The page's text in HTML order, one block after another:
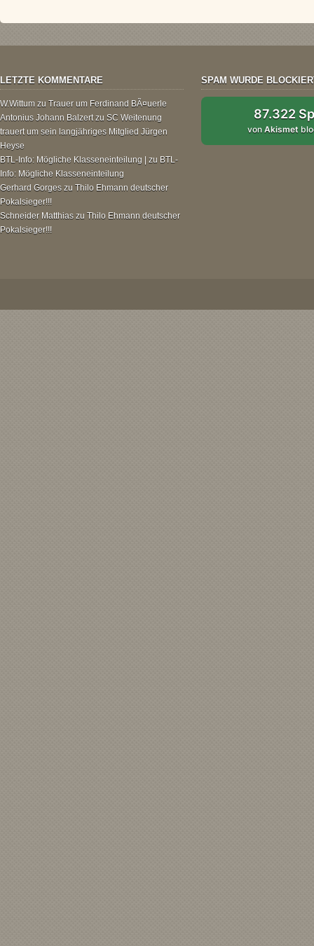
LETZTE KOMMENTARE
W.Wittum zu Trauer um Ferdinand BÃ¤uerle
Antonius Johann Balzertzu SC Weitenung
trauert um sein langjähriges Mitglied Jürgen
Heyse
BTL-Info: Mögliche Klasseneinteilung | zu BTL-
Info: Mögliche Klasseneinteilung
Gerhard Gorges zu Thilo Ehmann deutscher
Pokalsieger!!!
Schneider Matthias zu Thilo Ehmann deutscher
Pokalsieger!!!
SPAM WURDE
87.322
vonAkismet